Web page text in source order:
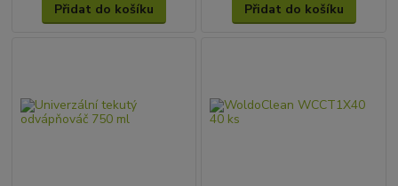
Přidat do košíku Přidat do košíku